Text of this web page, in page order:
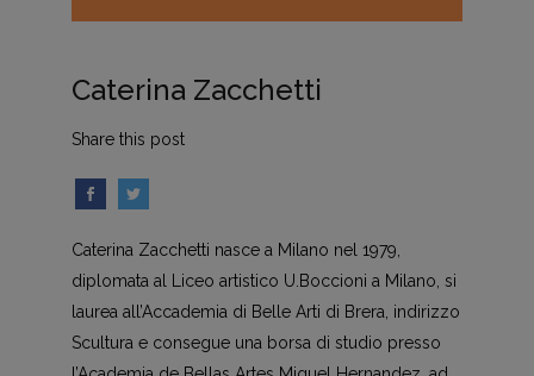
Caterina Zacchetti
Share this post
Caterina Zacchetti nasce a Milano nel 1979,
diplomata al Liceo artistico U.Boccioni a Milano, si
laurea all’Accademia di Belle Arti di Brera, indirizzo
Scultura e consegue una borsa di studio presso